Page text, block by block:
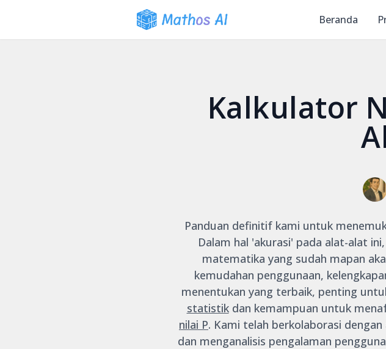
Beranda
Kalkulator
Panduan definitif kami untuk
Dalam hal 'akurasi' pada alat-alat
matematika yang sudah mapan
kemudahan penggunaan,
menentukan yang terbaik, penting
statistikdan kemampuan untuk
nilai P. Kami telah berkolaborasi
dan menganalisis pengalaman